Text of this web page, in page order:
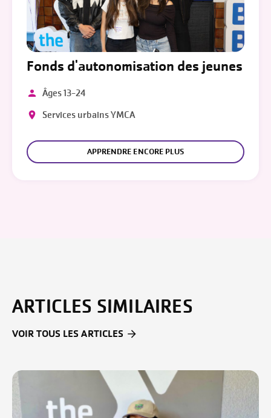
Fonds d'autonomisation des jeunes
Âges 13-24
Services urbains YMCA
APPRENDRE ENCORE PLUS
ARTICLES SIMILAIRES
VOIR TOUS LES ARTICLES